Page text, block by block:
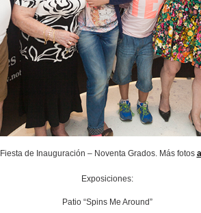
Fiesta de Inauguración – Noventa Grados. Más fotos
Exposiciones:
Patio “Spins Me Around”